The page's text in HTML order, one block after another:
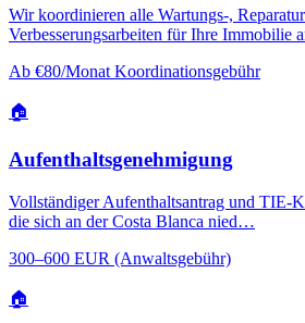
Wir koordinieren alle Wartungs-,
Verbesserungsarbeiten für Ihre Immobilie
Ab €80/Monat Koordinationsgebühr
🏠
Aufenthaltsgenehmigung
Vollständiger Aufenthaltsantrag und TIE-
die sich an der Costa Blanca nied…
300–600 EUR (Anwaltsgebühr)
🏠